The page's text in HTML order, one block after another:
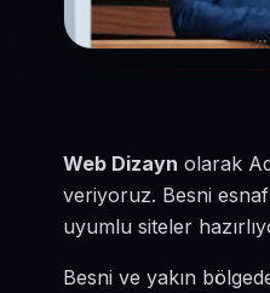
Web Dizayn olarak
veriyoruz. Besni
uyumlu siteler
Besni ve yakın